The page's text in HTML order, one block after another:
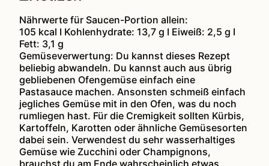
Nährwerte für Saucen-Portion allein:
105 kcal I Kohlenhydrate: 13,7 g I Eiweiß: 2,5 g I
Fett: 3,1 g
Gemüseverwertung: Du kannst dieses Rezept
beliebig abwandeln. Du kannst auch aus übrig
gebliebenen Ofengemüse einfach eine
Pastasauce machen. Ansonsten schmeiß einfach
jegliches Gemüse mit in den Ofen, was du noch
rumliegen hast. Für die Cremigkeit sollten Kürbis,
Kartoffeln, Karotten oder ähnliche Gemüsesorten
dabei sein. Verwendest du sehr wasserhaltiges
Gemüse wie Zucchini oder Champignons,